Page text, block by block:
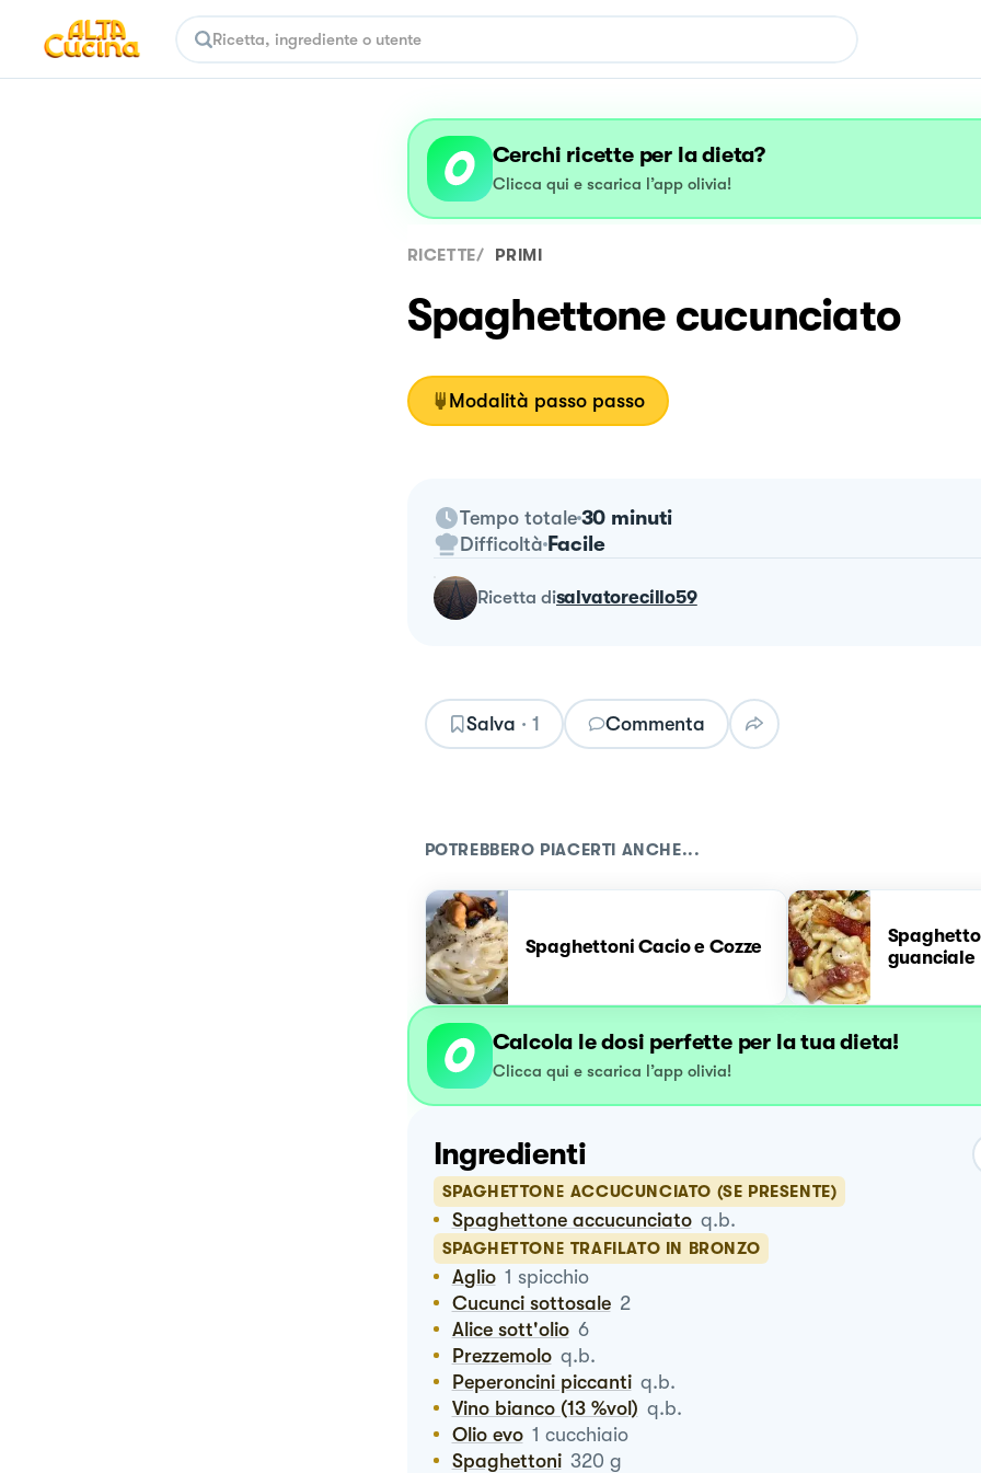
Cerchi ricette per la dieta?
Clicca qui e scarica l’app olivia!
RICETTE/ PRIMI
Spaghettone cucunciato
Modalità passo passo
Tempo totale 30 minuti
Difficoltà Facile
ricetta disalvatorecillo59
Salva · 1 Commenta
POTREBBERO PIACERTI ANCHE...
Spaghettoni Cacio e Cozze
guanciale
Calcola le dosi perfette per la tua dieta!
Clicca qui e scarica l’app olivia!
Ingredienti
SPAGHETTONE ACCUCUNCIATO (SE PRESENTE)
Spaghettone accucunciato q.b.
SPAGHETTONE TRAFILATO IN BRONZO
Aglio 1 spicchio
Cucunci sottosale 2
Alice sott'olio 6
Prezzemolo q.b.
Peperoncini piccanti q.b.
Vino bianco (13 %vol) q.b.
Olio evo 1 cucchiaio
Spaghettoni 320 g